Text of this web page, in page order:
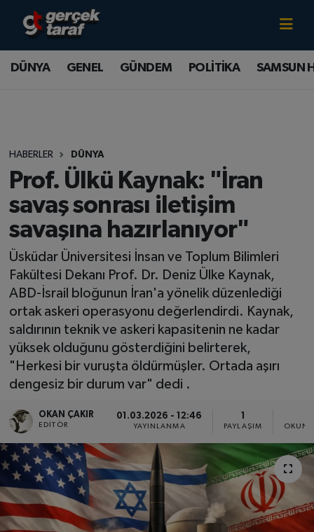
DÜNYA GENEL GÜNDEM POLİTİKA SAMSUN
HABERLER DÜNYA
Prof. Ülkü Kaynak: "İran
savaş sonrası iletişim
savaşına hazırlanıyor"
Üsküdar Üniversitesi İnsan ve Toplum Bilimleri
Fakültesi Dekanı Prof. Dr. Deniz Ülke Kaynak,
ABD-İsrail bloğunun İran'a yönelik düzenlediği
ortak askeri operasyonu değerlendirdi. Kaynak,
saldırının teknik ve askeri kapasitenin ne kadar
yüksek olduğunu gösterdiğini belirterek,
"Herkesi bir vuruşta öldürmüşler. Ortada aşırı
dengesiz bir durum var" dedi .
OKAN ÇAKIR
EDITÖR
01.03.2026 - 12:46
YAYINLANMA PAYLAŞIM
Canlı TV İzle
DÜNYA
POLİTİKA
SAMSUNSPOR
SAĞLIK
TEKNOLOJİ
EKONOMİ
TEKNOLOJİ
YAŞAM
YEMEK
Samsun Nöbetçi Eczaneler
Samsun Trafik Yoğunluk Haritası
Süper Lig Puan Durumu ve Fikstür
Tüm Manşetler
Son Dakika Haberleri
Haber Arşivi